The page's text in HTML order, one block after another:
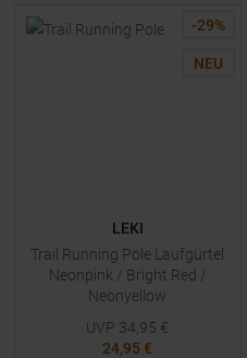
-29%
NEU
LEKI
Trail Running Pole Laufgürtel
Neonpink / Bright Red /
Neonyellow
UVP 34,95 €
24,95 €